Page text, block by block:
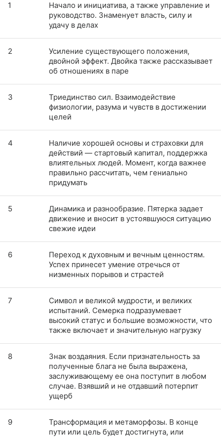
1
Начало и инициатива, а также управление и
руководство. Знаменует власть, силу и
удачу в делах
2
Усиление существующего положения,
двойной эффект. Двойка также рассказывает
об отношениях в паре
3
Триединство сил. Взаимодействие
физиологии, разума и чувств в достижении
целей
4
Наличие хорошей основы и страховки для
действий — стартовый капитал, поддержка
влиятельных людей. Момент, когда важнее
правильно рассчитать, чем гениально
придумать
5
Динамика и разнообразие. Пятерка задает
движение и вносит в устоявшуюся ситуацию
свежие идеи
6
Переход к духовным и вечным ценностям.
Успех принесет умение отречься от
низменных порывов и страстей
7
Символ и великой мудрости, и великих
испытаний. Семерка подразумевает
высокий статус и большие возможности, что
также включает и значительную нагрузку
8
Знак воздаяния. Если признательность за
полученные блага не была выражена,
заслуживающему ее она поступит в любом
случае. Взявший и не отдавший потерпит
ущерб
9
Трансформация и метаморфозы. В конце
пути или цель будет достигнута, или